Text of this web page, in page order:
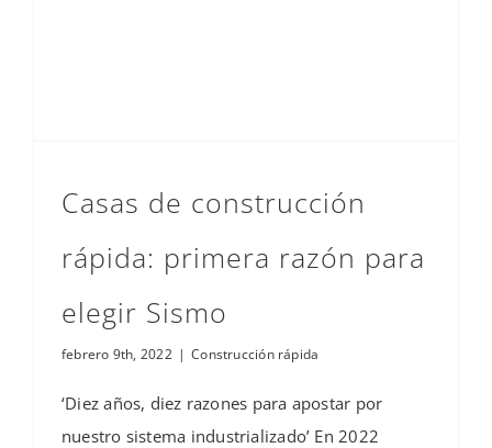
Casas de construcción
rápida: primera razón para
elegir Sismo
febrero 9th, 2022 | Construcción rápida
‘Diez años, diez razones para apostar por
nuestro sistema industrializado’ En 2022